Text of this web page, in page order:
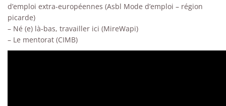
d’emploi extra-européennes (Asbl Mode d’emploi – région
picarde)
– Né (e) là-bas, travailler ici (MireWapi)
– Le mentorat (CIMB)